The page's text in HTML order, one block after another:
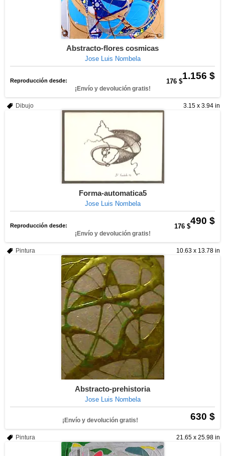
Abstracto-flores cosmicas
Jose Luis Nombela
1.156 $
Reproducción desde: 176 $
¡Envío y devolución gratis!
3.15 x 3.94 in
Dibujo
Forma-automatica5
Jose Luis Nombela
490 $
Reproducción desde: 176 $
¡Envío y devolución gratis!
10.63 x 13.78 in
Pintura
Abstracto-prehistoria
Jose Luis Nombela
630 $
¡Envío y devolución gratis!
21.65 x 25.98 in
Pintura